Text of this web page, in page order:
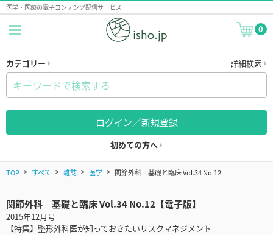
医学・医療の電子コンテンツ配信サービス
0
カテゴリー 詳細検索
ログイン／新規登録
初めての方へ
TOP すべて 雑誌 医学 関節外科 基礎と臨床 Vol.34 No.12
関節外科 基礎と臨床 Vol.34 No.12【電子版】
2015年12月号
【特集】整形外科医が知っておきたいリスクマネジメント